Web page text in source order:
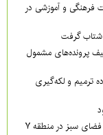
خدمات فرهنگی و آموزشی در
۶ در منطقه ۱/ تعیین تکلیف پرونده‌های مشمول
گسترده ترمیم و لکه‌گیری
سبز در منطقه ۷